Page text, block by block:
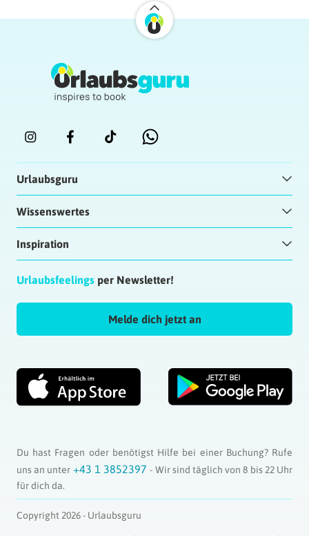
Urlaubsguru
Wissenswertes
Inspiration
Urlaubsfeelings per Newsletter!
Melde dich jetzt an
Du hast Fragen oder benötigst Hilfe bei einer Buchung? Rufe
uns an unter +43 1 3852397- Wir sind täglich von 8 bis 22 Uhr
für dich da.
Copyright 2026 - Urlaubsguru